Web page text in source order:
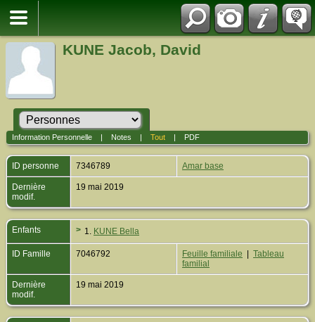
KUNE Jacob, David
Information Personnelle| Notes Tout| PDF
ID personne 7346789 Amar base
Dernière
modif.
19 mai 2019
Enfants > 1. KUNE Bella
ID Famille 7046792 Feuille familiale
Tableau
familial
Dernière
modif.
19 mai 2019